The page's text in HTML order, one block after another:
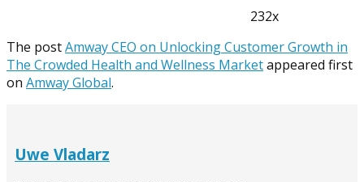
232x
The postAmway CEO on Unlocking Customer Growth in
The Crowded Health and Wellness Marketappeared first
on Amway Global.
Uwe Vladarz